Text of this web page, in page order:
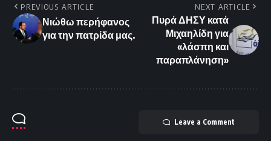
PREVIOUS ARTICLE
Νιώθω περήφανος
για την πατρίδα μας.
NEXT ARTICLE
Πυρά ΔΗΣΥ κατά
Μιχαηλίδη για
«λάσπη και
παραπλάνηση»
Leave a Comment